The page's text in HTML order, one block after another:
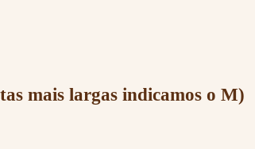
mais largas indicamos o M)